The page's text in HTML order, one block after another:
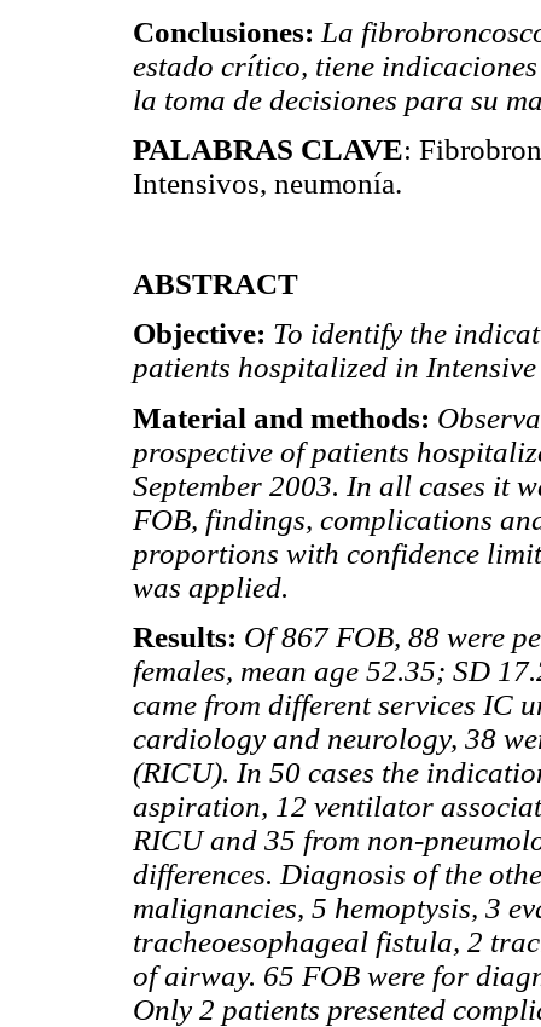
Conclusiones: La
estado crítico, tiene
la toma de decisiones para su
PALABRAS CLAVE:
Intensivos, neumonía.
ABSTRACT
Objective: To identify the
patients hospitalized in
Material and methods:
prospective of patients
September 2003. In all cases it
FOB, findings, complications
proportions with confidence
was applied.
Results: Of 867 FOB, 88 were
females, mean age 52.35; SD
came from different services IC
cardiology and neurology, 38
(RICU). In 50 cases the
aspiration, 12 ventilator
RICU and 35 from non-
differences. Diagnosis of the
malignancies, 5 hemoptysis, 3
tracheoesophageal fistula, 2
of airway. 65 FOB were for
Only 2 patients presented